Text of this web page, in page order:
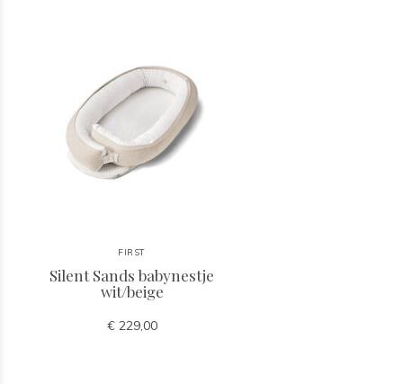
FIRST
Silent Sands babynestje
wit/beige
€ 229,00